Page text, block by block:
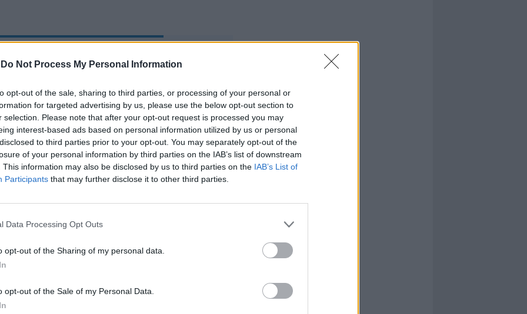
Do Not Process My Personal Information
opt-out of the sale, sharing to third parties, or processing of your personal or
for targeted advertising by us, please use the below opt-out section to
selection. Please note that after your opt-out request is processed you may
interest-based ads based on personal information utilized by us or personal
to third parties prior to your opt-out. You may separately opt-out of the
of your personal information by third parties on the IAB’s list of downstream
This information may also be disclosed by us to third parties on the IAB’s List of
Participants that may further disclose it to other third parties.
Data Processing Opt Outs
opt-out of the Sharing of my personal data.
opt-out of the Sale of my Personal Data.
vaccino, boom di
Green Pass o che non sarà in grado di
diritto alla retribuzione fino alla
del Certificato Verde; non ci sono
del rapporto di lavoro; è prevista la
da 600 a 1500 euro per i